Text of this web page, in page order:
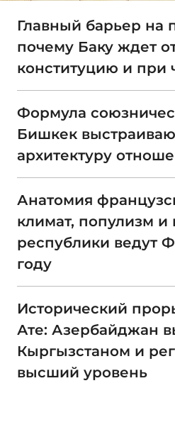
Главный барьер на
почему Баку ждет
конституцию и при
Формула
Бишкек
архитектуру
Анатомия
климат, популизм и
республики ведут
году
Исторический
Ате: Азербайджан
Кыргызстаном и
высший уровень